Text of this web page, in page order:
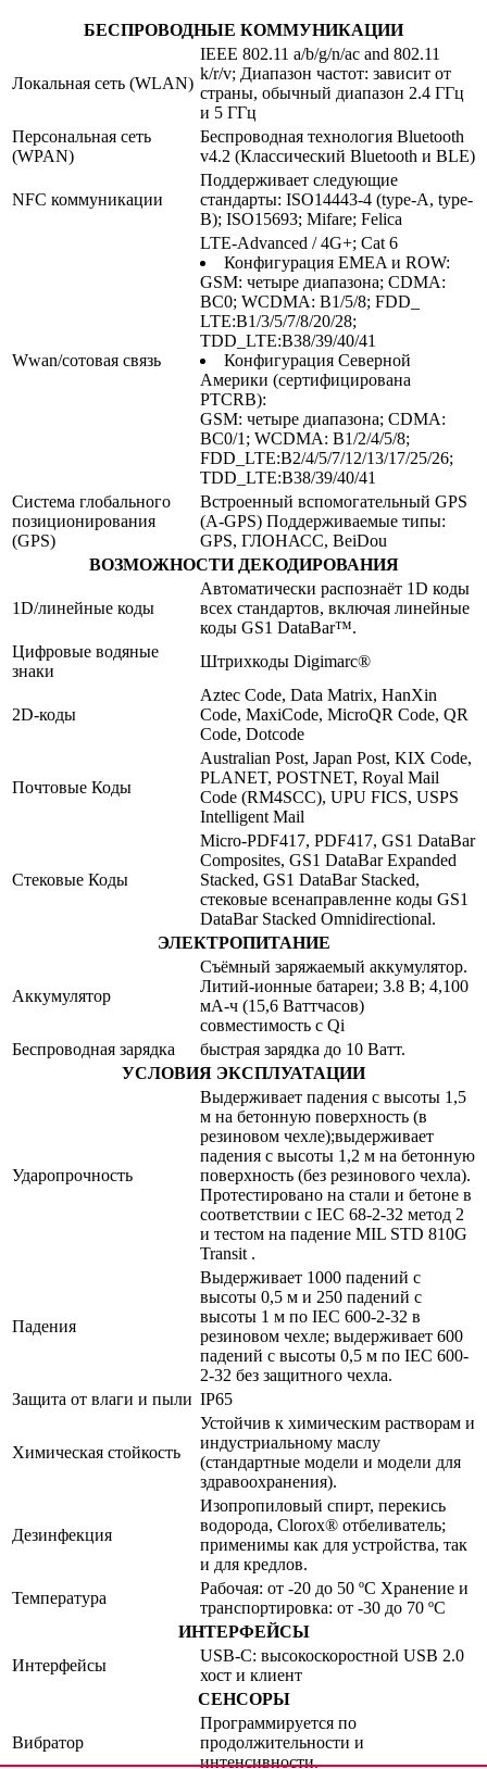
БЕСПРОВОДНЫЕ КОММУНИКАЦИИ
Локальная сеть (WLAN)
IEEE 802.11 a/b/g/n/ac and 802.11
k/r/v; Диапазон частот: зависит от
страны, обычный диапазон 2.4 ГГц
и 5 ГГц
Персональная сеть
(WPAN)
Беспроводная технология Bluetooth
v4.2 (Классический Bluetooth и BLE)
NFC коммуникации
Поддерживает следующие
стандарты: ISO14443-4 (type-A, type-
B); ISO15693; Mifare; Felica
Wwan/сотовая связь
LTE-Advanced / 4G+; Cat 6
Конфигурация EMEA и ROW:
GSM: четыре диапазона; CDMA:
BC0; WCDMA: B1/5/8; FDD_
LTE:B1/3/5/7/8/20/28;
TDD_LTE:B38/39/40/41
Конфигурация Северной
Америки (сертифицирована
PTCRB):
GSM: четыре диапазона; CDMA:
BC0/1; WCDMA: B1/2/4/5/8;
FDD_LTE:B2/4/5/7/12/13/17/25/26;
TDD_LTE:B38/39/40/41
Система глобального
позиционирования
(GPS)
Встроенный вспомогательный GPS
(A-GPS) Поддерживаемые типы:
GPS, ГЛОНАСС, BeiDou
ВОЗМОЖНОСТИ ДЕКОДИРОВАНИЯ
1D/линейные коды
Автоматически распознаёт 1D коды
всех стандартов, включая линейные
коды GS1 DataBar™.
Цифровые водяные
знаки
Штрихкоды Digimarc®
2D-коды
Aztec Code, Data Matrix, HanXin
Code, MaxiCode, MicroQR Code, QR
Code, Dotcode
Почтовые Коды
Australian Post, Japan Post, KIX Code,
PLANET, POSTNET, Royal Mail
Code (RM4SCC), UPU FICS, USPS
Intelligent Mail
Стековые Коды
Micro-PDF417, PDF417, GS1 DataBar
Composites, GS1 DataBar Expanded
Stacked, GS1 DataBar Stacked,
стековые всенаправленне коды GS1
DataBar Stacked Omnidirectional.
ЭЛЕКТРОПИТАНИЕ
Аккумулятор
Съёмный заряжаемый аккумулятор.
Литий-ионные батареи; 3.8 В; 4,100
мА-ч (15,6 Ваттчасов)
совместимость с Qi
Беспроводная зарядка
быстрая зарядка до 10 Ватт.
УСЛОВИЯ ЭКСПЛУАТАЦИИ
Ударопрочность
Выдерживает падения с высоты 1,5
м на бетонную поверхность (в
резиновом чехле);выдерживает
падения с высоты 1,2 м на бетонную
поверхность (без резинового чехла).
Протестировано на стали и бетоне в
соответствии с IEC 68-2-32 метод 2
и тестом на падение MIL STD 810G
Transit .
Падения
Выдерживает 1000 падений с
высоты 0,5 м и 250 падений с
высоты 1 м по IEC 600-2-32 в
резиновом чехле; выдерживает 600
падений с высоты 0,5 м по IEC 600-
2-32 без защитного чехла.
Защита от влаги и пыли IP65
Химическая стойкость
Устойчив к химическим растворам и
индустриальному маслу
(стандартные модели и модели для
здравоохранения).
Дезинфекция
Изопропиловый спирт, перекись
водорода, Clorox® отбеливатель;
применимы как для устройства, так
и для кредлов.
Температура
Рабочая: от -20 до 50 ºC Хранение и
транспортировка: от -30 до 70 ºC
ИНТЕРФЕЙСЫ
Интерфейсы
USB-C: высокоскоростной USB 2.0
хост и клиент
СЕНСОРЫ
Вибратор
Программируется по
продолжительности и
интенсивности.